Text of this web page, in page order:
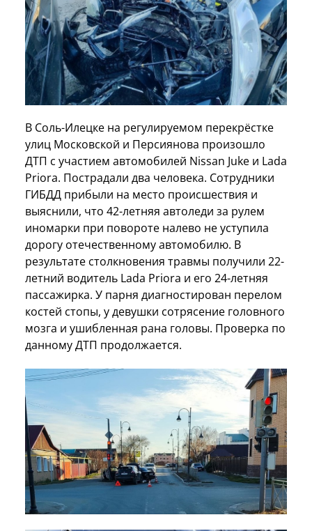
В Соль-Илецке на регулируемом перекрёстке
улиц Московской и Персиянова произошло
ДТП с участием автомобилей Nissan Juke и Lada
Priora. Пострадали два человека. Сотрудники
ГИБДД прибыли на место происшествия и
выяснили, что 42-летняя автоледи за рулем
иномарки при повороте налево не уступила
дорогу отечественному автомобилю. В
результате столкновения травмы получили 22-
летний водитель Lada Priora и его 24-летняя
пассажирка. У парня диагностирован перелом
костей стопы, у девушки сотрясение головного
мозга и ушибленная рана головы. Проверка по
данному ДТП продолжается.